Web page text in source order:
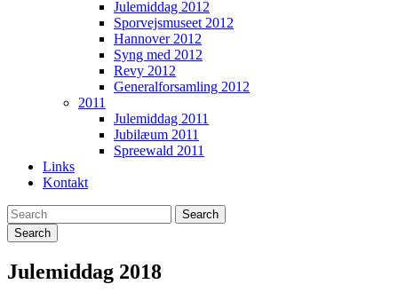
Julemiddag 2012
Sporvejsmuseet 2012
Hannover 2012
Syng med 2012
Revy 2012
Generalforsamling 2012
2011
Julemiddag 2011
Jubilæum 2011
Spreewald 2011
Links
Kontakt
Search
Julemiddag 2018